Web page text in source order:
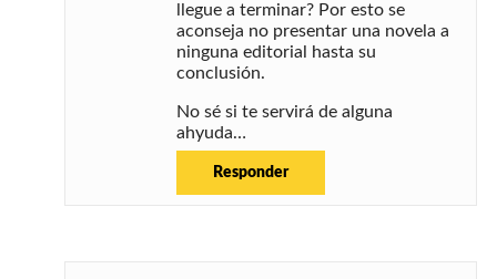
llegue a terminar? Por esto se
aconseja no presentar una novela a
ninguna editorial hasta su
conclusión.
No sé si te servirá de alguna
ahyuda…
Responder